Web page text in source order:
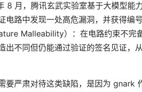
8 月，腾讯玄武实验室基于大模型能
电路中发现一处高危漏洞，并获得
Malleability）：在电路约束不完
出不同但仍能通过验证的签名见证，
要严肃对待这类缺陷，是因为 gnark